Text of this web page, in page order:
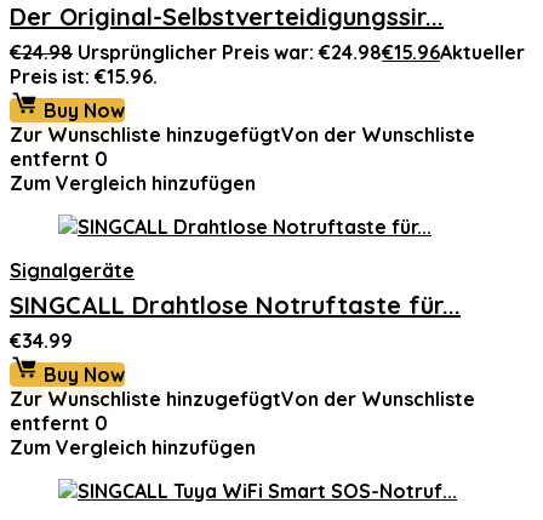
Der Original-Selbstverteidigungssir...
€24.98 Ursprünglicher Preis war: €24.98€15.96Aktueller
Preis ist: €15.96.
Buy Now
Zur Wunschliste hinzugefügtVon der Wunschliste
entfernt 0
Zum Vergleich hinzufügen
Signalgeräte
SINGCALL Drahtlose Notruftaste für...
€34.99
Buy Now
Zur Wunschliste hinzugefügtVon der Wunschliste
entfernt 0
Zum Vergleich hinzufügen